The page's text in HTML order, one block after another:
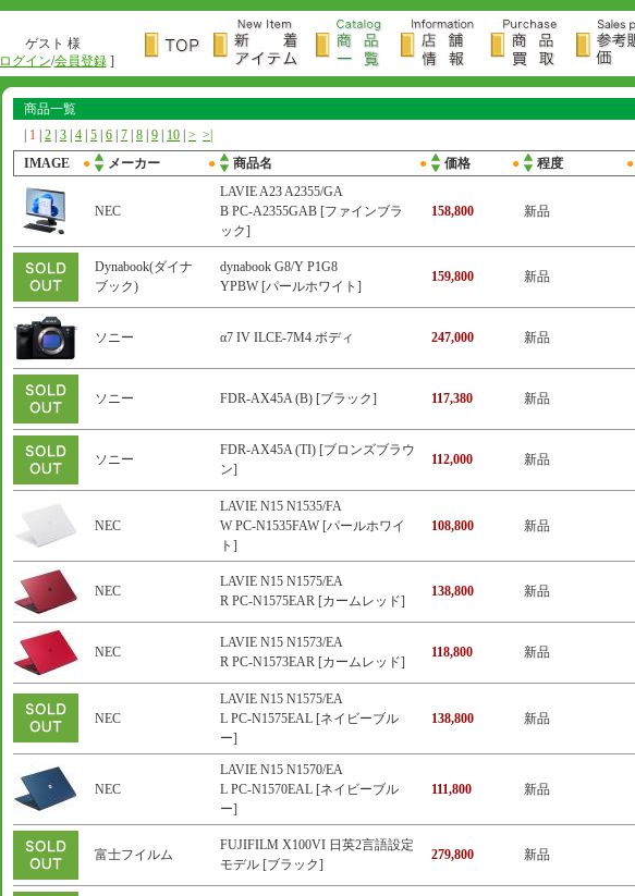
ゲスト 様
ログイン/会員登録]
商品一覧
1 2 3 4 5 6 7 8 9 10 > >|
IMAGE
● メーカー ● 商品名 ● 価格 ● 程度 ●
NEC
LAVIE A23 A2355/GA
B PC-A2355GAB [ファインブラ
ック]
158,800 新品
Dynabook(ダイナ
ブック)
dynabook G8/Y P1G8
YPBW [パールホワイト]
159,800 新品
ソニー α7 IV ILCE-7M4 ボディ 247,000 新品
ソニー FDR-AX45A (B) [ブラック] 117,380 新品
ソニー
FDR-AX45A (TI) [ブロンズブラウ
ン]
112,000 新品
NEC
LAVIE N15 N1535/FA
W PC-N1535FAW [パールホワイ
ト]
108,800 新品
NEC
LAVIE N15 N1575/EA
R PC-N1575EAR [カームレッド]
138,800 新品
NEC
LAVIE N15 N1573/EA
R PC-N1573EAR [カームレッド]
118,800 新品
NEC
LAVIE N15 N1575/EA
L PC-N1575EAL [ネイビーブル
ー]
138,800 新品
NEC
LAVIE N15 N1570/EA
L PC-N1570EAL [ネイビーブル
ー]
111,800 新品
富士フイルム
FUJIFILM X100VI 日英2言語設定
モデル [ブラック]
279,800 新品